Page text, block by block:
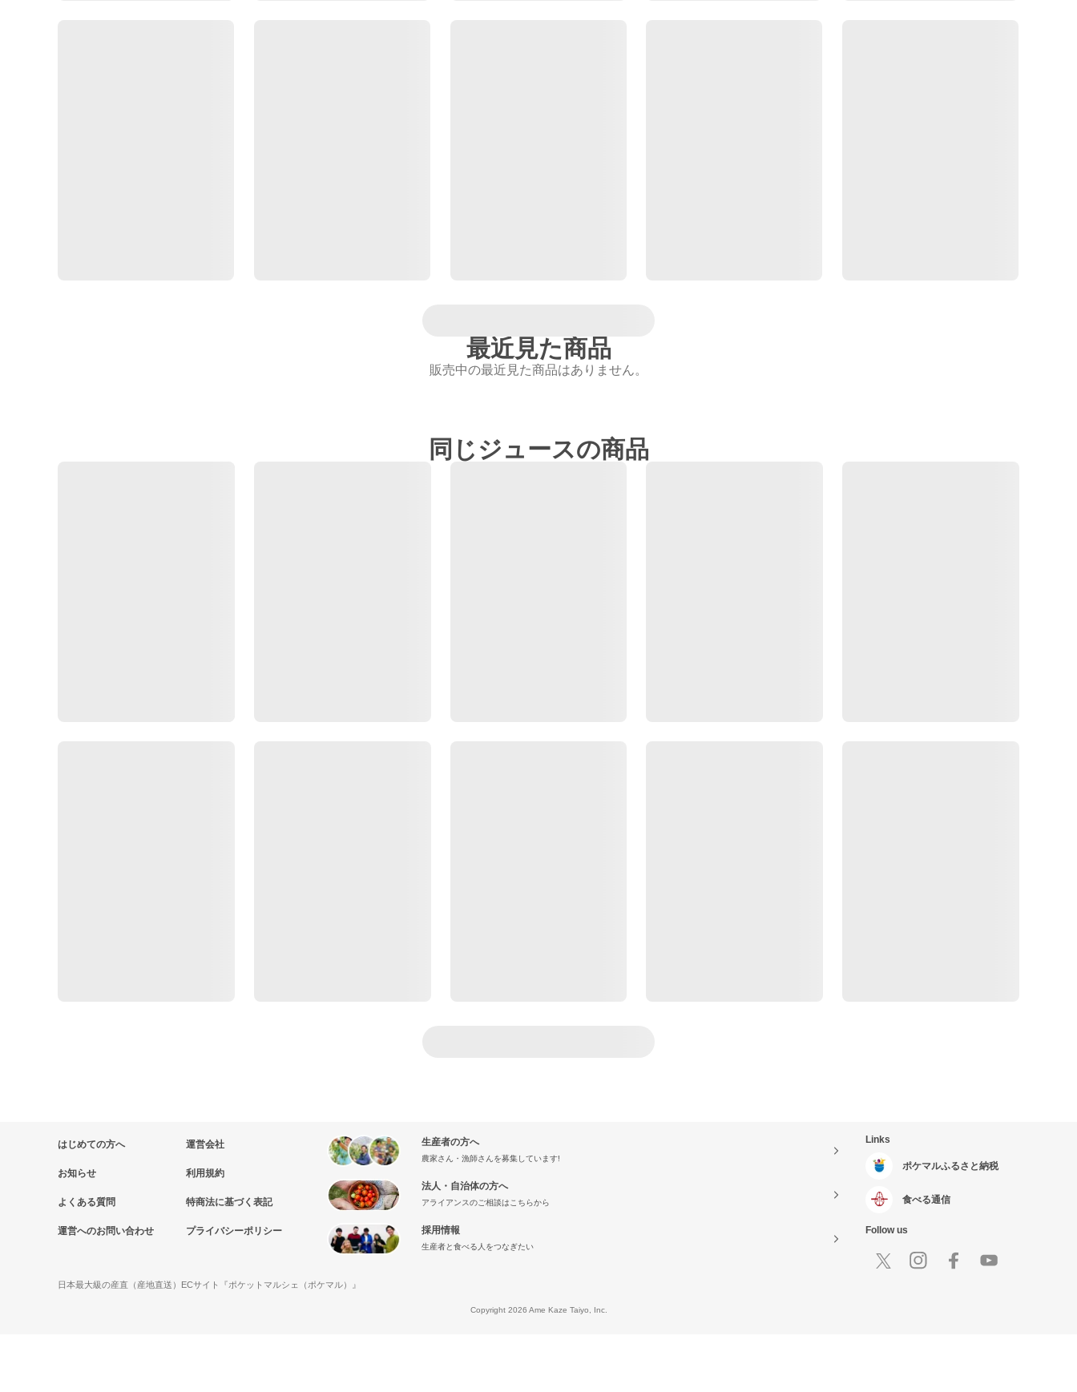
最近見た商品
販売中の最近見た商品はありません。
同じジュースの商品
はじめての方へ
お知らせ
よくある質問
運営へのお問い合わせ
運営会社
利用規約
特商法に基づく表記
プライバシーポリシー
生産者の方へ
農家さん・漁師さんを募集しています!
法人・自治体の方へ
アライアンスのご相談はこちらから
採用情報
生産者と食べる人をつなぎたい
Links
ポケマルふるさと納税
食べる通信
Follow us
日本最大級の産直（産地直送）ECサイト『ポケットマルシェ（ポケマル）』
Copyright 2026 Ame Kaze Taiyo, Inc.